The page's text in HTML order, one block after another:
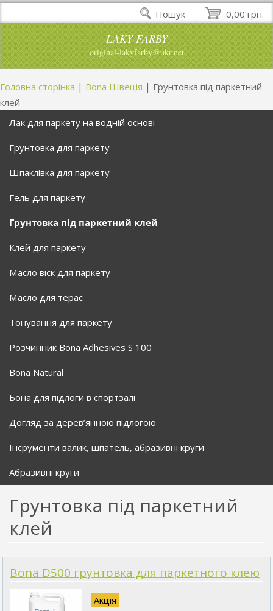
LAKY-FARBY
original-lakyfarby@ukr.net
Головна сторінка | Bona Швеція | Грунтовка під паркетний
клей
Лак для паркету на водній основі
Грунтовка для паркету
Шпаклівка для паркету
Гель для паркету
Грунтовка під паркетний клей
Клей для паркету
Масло віск для паркету
Масло для терас
Тонування для паркету
Розчинник Bona Adhesives S 100
Bona Natural
Бона для підлоги в спортзалі
Догляд за дерев’янною підлогою
Інсрументи валик, шпатель, абразивні круги
Абразивні круги
Грунтовка під паркетний
клей
Bona D500 грунтовка для паркетного клею
Акція
0,00 грн.
Пошук